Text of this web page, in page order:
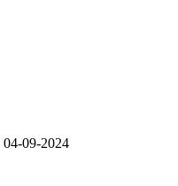
04-09-2024